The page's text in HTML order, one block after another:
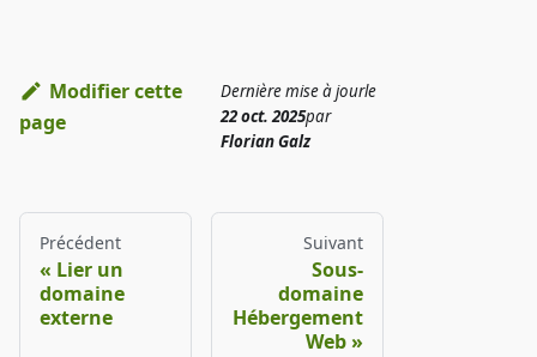
Modifier cette
page
Dernière mise à jourle
22 oct. 2025par
Florian Galz
Précédent
Lier un
domaine
externe
Suivant
Sous-
domaine
Hébergement
Web